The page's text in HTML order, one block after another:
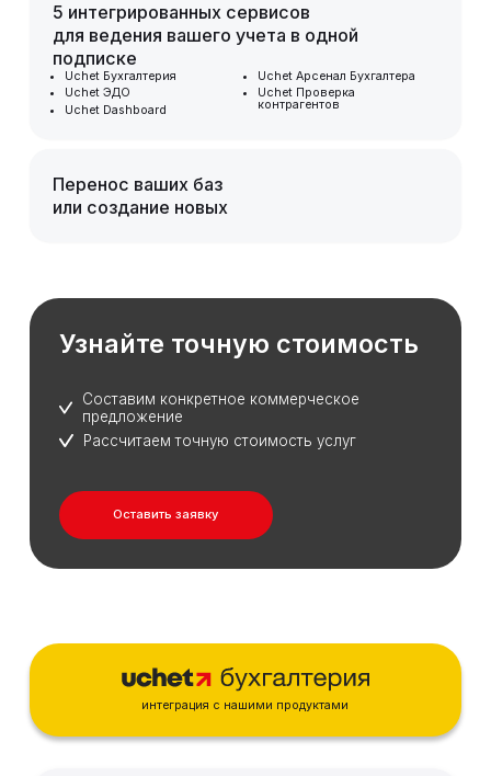
5 интегрированных сервисов
для ведения вашего учета в одной
подписке
Uchet Бухгалтерия
Uchet ЭДО
Uchet Dashboard
Uchet Арсенал Бухгалтера
Uchet Проверка
контрагентов
Перенос ваших баз
или создание новых
Узнайте точную стоимость
Составим конкретное коммерческое
предложение
Рассчитаем точную стоимость услуг
Оставить заявку
интеграция с нашими продуктами